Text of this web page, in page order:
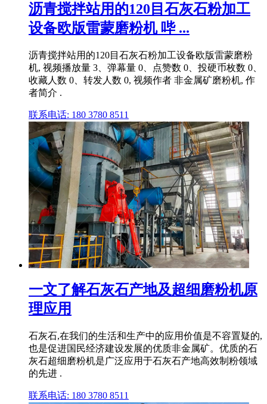
沥青搅拌站用的120目石灰石粉加工
设备欧版雷蒙磨粉机 哔 ...
沥青搅拌站用的120目石灰石粉加工设备欧版雷蒙磨粉
机, 视频播放量 3、弹幕量 0、点赞数 0、投硬币枚数 0、
收藏人数 0、转发人数 0, 视频作者 非金属矿磨粉机, 作
者简介 .
联系电话: 180 3780 8511
一文了解石灰石产地及超细磨粉机原
理应用
石灰石,在我们的生活和生产中的应用价值是不容置疑的,
也是促进国民经济建设发展的优质非金属矿。优质的石
灰石超细磨粉机是广泛应用于石灰石产地高效制粉领域
的先进 .
联系电话: 180 3780 8511